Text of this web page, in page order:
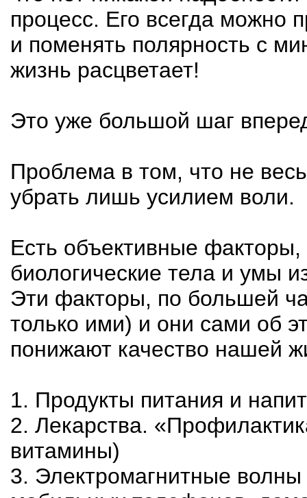
процесс. Его всегда можно
и поменять полярность с
жизнь расцветает!
Это уже большой шаг
Проблема в том, что не
убрать лишь усилием воли.
Есть объективные
биологические тела и умы
Эти факторы, по большей
только ими) и они сами об
понижают качество нашей
1. Продукты питания и
2. Лекарства.
витамины)
3. Электромагнитные